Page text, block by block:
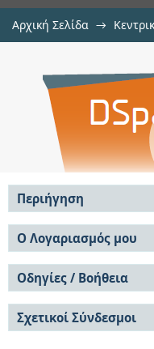
Αρχική Σελίδα →
Το
Περιήγηση
Σε όλο το DSpace
Κοινότητες & Συλλογές
Ανά Ημερομηνία
Έκδοσης
Συγγραφείς
Τίτλοι
Θέματα
Ο Λογαριασμός μου
Σύνδεση
Εγγραφή
Οδηγίες / Βοήθεια
Οδηγίες Υποβολής
Οδηγίες Χρήσης ΙΑ
Συχνές Ερωτήσεις
Σχετικοί Σύνδεσμοι